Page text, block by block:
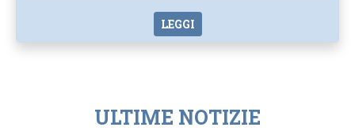
LEGGI
ULTIME NOTIZIE